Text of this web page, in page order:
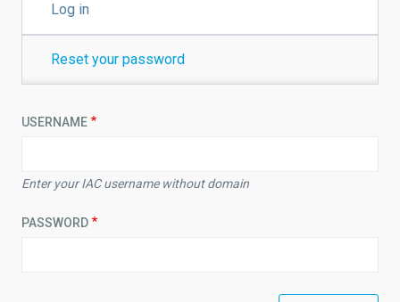
TABSLog in
Reset your password
USERNAME
Enter your IAC username without domain
PASSWORD